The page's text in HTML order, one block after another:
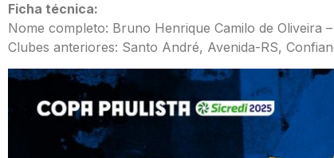
Ficha técnica:
Nome completo: Bruno Henrique Camilo de Oliveira
Clubes anteriores: Santo André, Avenida-RS,